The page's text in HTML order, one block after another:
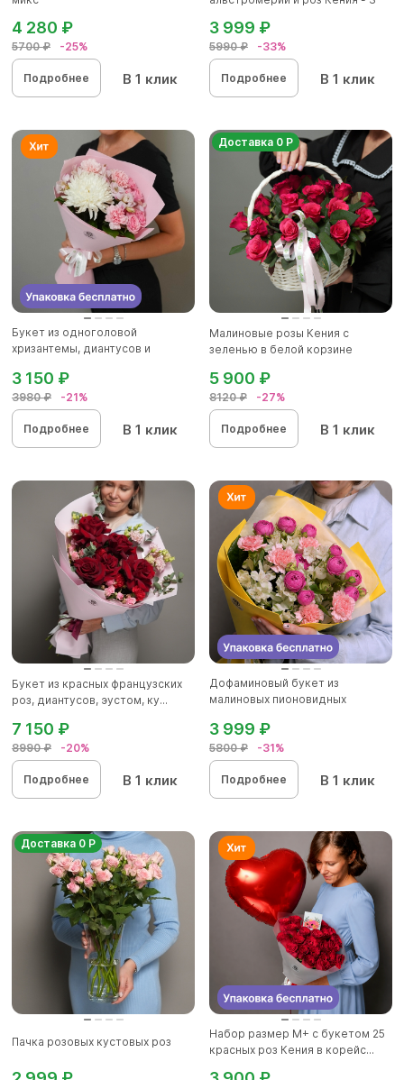
5700 ₽ -25%
4 280 ₽
Подробнее В 1 клик
5990 ₽ -33%
3 999 ₽
Подробнее В 1 клик
Букет из одноголовой
хризантемы, диантусов и
3980 ₽ -21%
3 150 ₽
Подробнее В 1 клик
Доставка 0 Р
Малиновые розы Кения с
зеленью в белой корзине
8120 ₽ -27%
5 900 ₽
Подробнее В 1 клик
Букет из красных французских
роз, диантусов, эустом, ку...
8990 ₽ -20%
7 150 ₽
Подробнее В 1 клик
Дофаминовый букет из
малиновых пионовидных
5800 ₽ -31%
3 999 ₽
Подробнее В 1 клик
Доставка 0 Р
Пачка розовых кустовых роз
Набор размер М+ с букетом 25
красных роз Кения в корейс...